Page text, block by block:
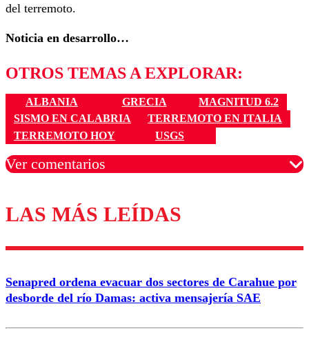
del terremoto.
Noticia en desarrollo…
OTROS TEMAS A EXPLORAR:
ALBANIA GRECIA
MAGNITUD 6.2
SISMO EN CALABRIA
TERREMOTO EN ITALIA
TERREMOTO HOY
USGS
Ver comentarios
Los comentarios son moderados para garantizar un
diálogo respetuoso.
Correo
LAS MÁS LEÍDAS
Senapred ordena evacuar dos sectores de Carahue por
desborde del río Damas: activa mensajería SAE